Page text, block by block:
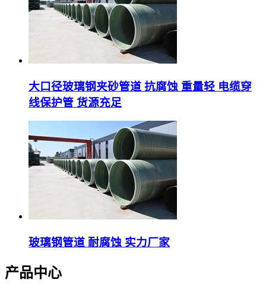
大口径玻璃钢夹砂管道 抗腐蚀 重量轻 电缆穿
线保护管 货源充足
玻璃钢管道 耐腐蚀 实力厂家
产品中心